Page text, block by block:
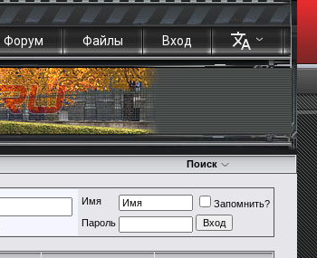
Форум Файлы Вход
Поиск
Имя
Запомнить?
Пароль